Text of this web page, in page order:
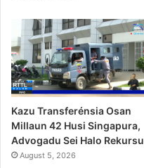
Kazu Transferénsia Osan
Millaun 42 Husi Singapura,
Advogadu Sei Halo Rekursu
August 5, 2026